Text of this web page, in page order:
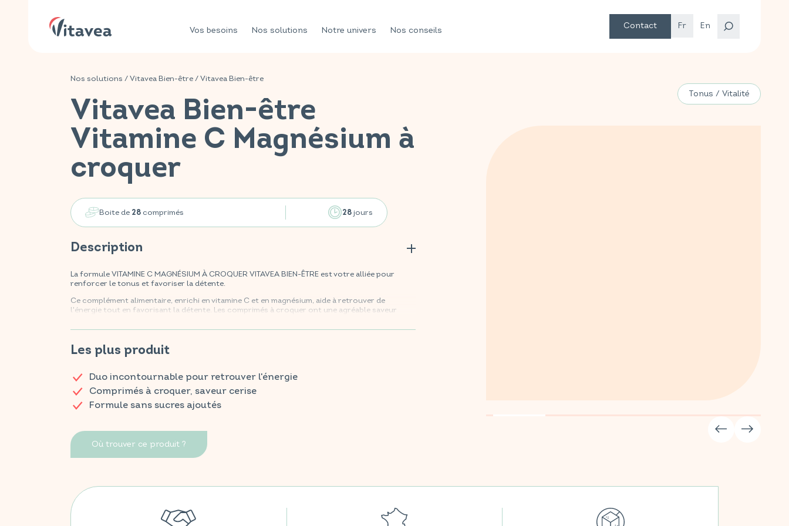
Vos besoins Nos solutions Notre univers Nos conseils Contact Fr En
Nos solutions /Vitavea Bien-être/Vitavea Bien-être
Vitavea Bien-être
Vitamine C Magnésium à
croquer
Boite de 28 comprimés 28 jours
Description
La formule VITAMINE C MAGNÉSIUM À CROQUER VITAVEA BIEN-ÊTRE est votre alliée pour
renforcer le tonus et favoriser la détente.
Ce complément alimentaire, enrichi en vitamine C et en magnésium, aide à retrouver de
l'énergie tout en favorisant la détente. Les comprimés à croquer ont une agréable saveur
Les plus produit
Duo incontournable pour retrouver l'énergie
Comprimés à croquer, saveur cerise
Formule sans sucres ajoutés
Où trouver ce produit ?
Tonus / Vitalité